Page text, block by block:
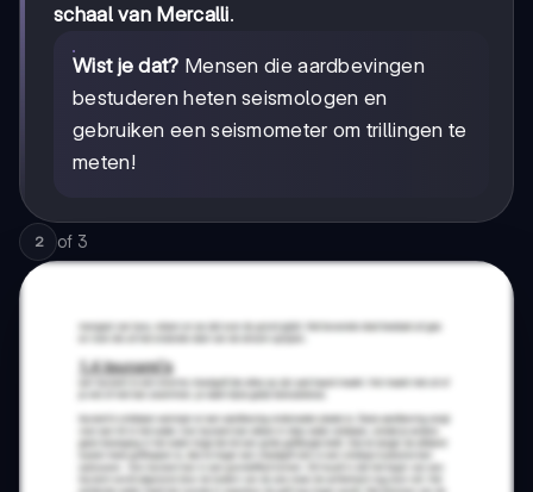
schaal van Mercalli.
Wist je dat? Mensen die aardbevingen
bestuderen heten seismologen en
gebruiken een seismometer om trillingen te
meten!
2 of 3